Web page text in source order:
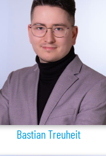
Bastian Treuheit